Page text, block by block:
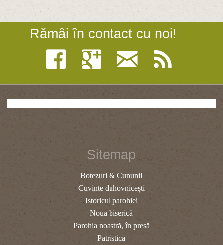
Rămâi în contact cu noi!
Sitemap
Botezuri & Cununii
Cuvinte duhovnicești
Istoricul parohiei
Noua biserică
Parohia noastră, în presă
Patristica